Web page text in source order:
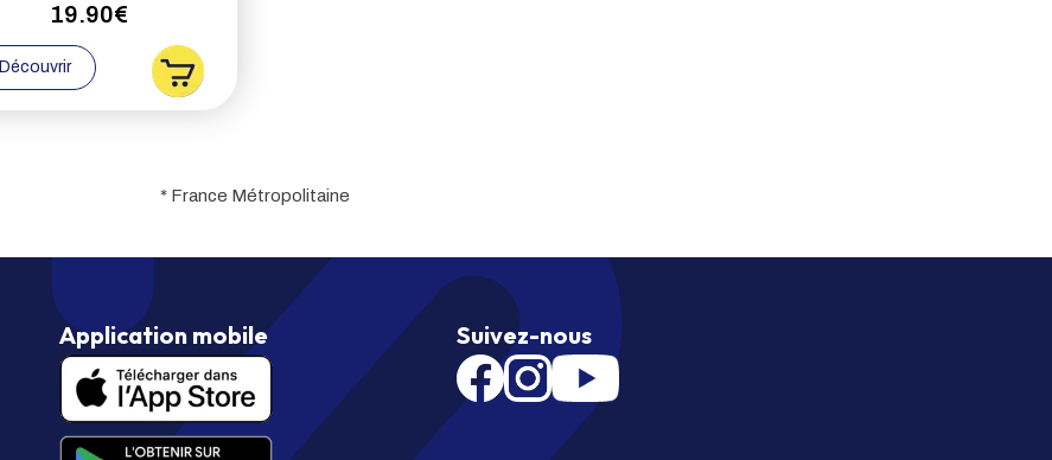
19.90€
Découvrir
* France Métropolitaine
Application mobile Suivez-nous